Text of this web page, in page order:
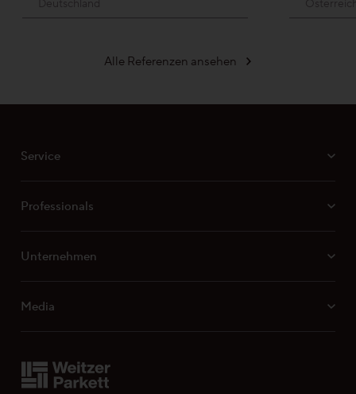
Stab-Optik
Strip-Optik
beliebtesten Kollektionen
Ihre persönliche Wunschliste
Alle Referenzen ansehen
Service
Professionals
Unternehmen
Media